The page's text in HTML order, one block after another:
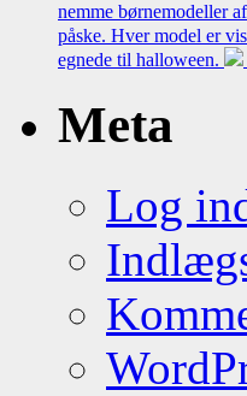
nemme børnemodeller
påske. Hver model er
egnede til halloween.
Meta
Log